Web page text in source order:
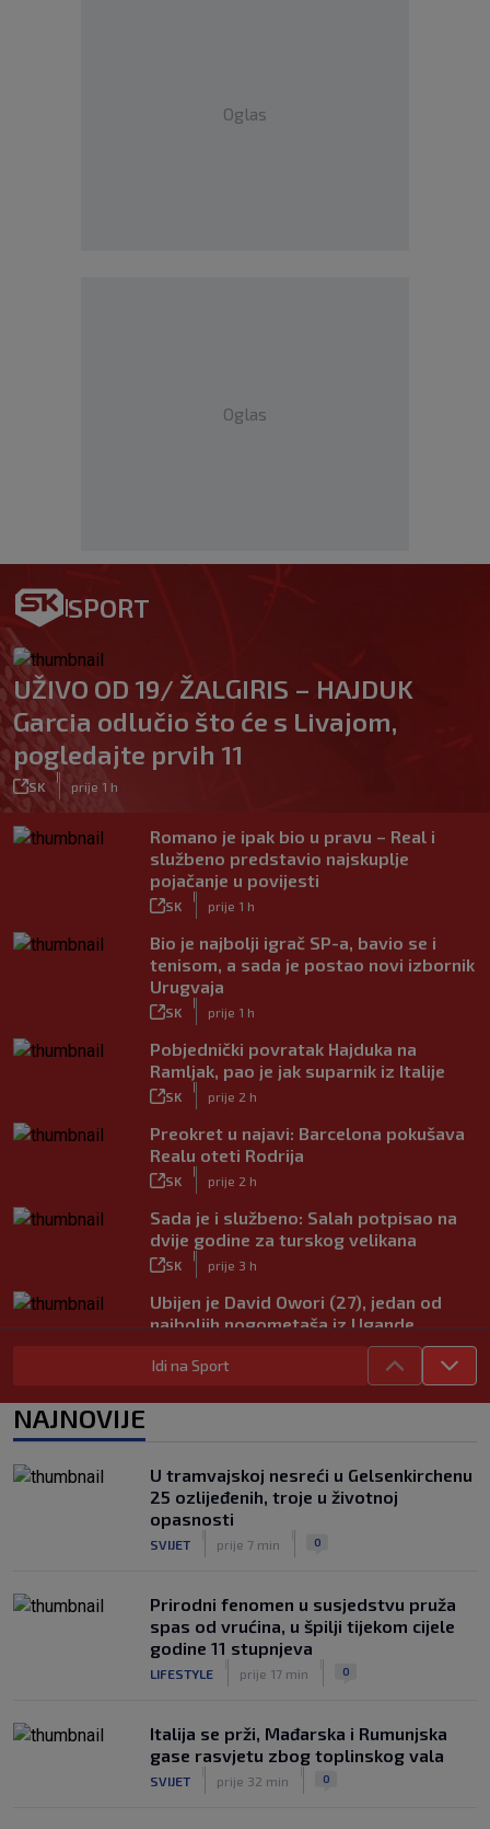
Oglas
Oglas
SPORT
UŽIVO OD 19/ ŽALGIRIS – HAJDUK
Garcia odlučio što će s Livajom,
pogledajte prvih 11
SK prije 1 h
Romano je ipak bio u pravu – Real i
službeno predstavio najskuplje
pojačanje u povijesti
SK prije 1 h
Bio je najbolji igrač SP-a, bavio se i
tenisom, a sada je postao novi izbornik
Urugvaja
SK prije 1 h
Pobjednički povratak Hajduka na
Ramljak, pao je jak suparnik iz Italije
SK prije 2 h
Preokret u najavi: Barcelona pokušava
Realu oteti Rodrija
SK prije 2 h
Sada je i službeno: Salah potpisao na
dvije godine za turskog velikana
SK prije 3 h
Ubijen je David Owori (27), jedan od
najboljih nogometaša iz Ugande
Garcia odabrao početnih 11 za Litvu?
Livaja se čini se vraća na klupu
Njemački kroničar govorio o Vuškoviću:
Ima samo jednu manu
SK prije 8 h
Idi na Sport
NAJNOVIJE
U tramvajskoj nesreći u Gelsenkirchenu
25 ozlijeđenih, troje u životnoj
opasnosti
SVIJET prije 7 min 0
Prirodni fenomen u susjedstvu pruža
spas od vrućina, u špilji tijekom cijele
godine 11 stupnjeva
LIFESTYLE prije 17 min 0
Italija se prži, Mađarska i Rumunjska
gase rasvjetu zbog toplinskog vala
SVIJET prije 32 min 0